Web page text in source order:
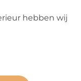
hebben wij